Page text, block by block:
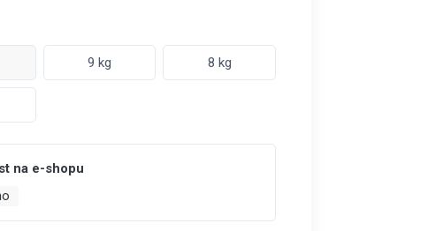
9 kg 8 kg
na e-shopu